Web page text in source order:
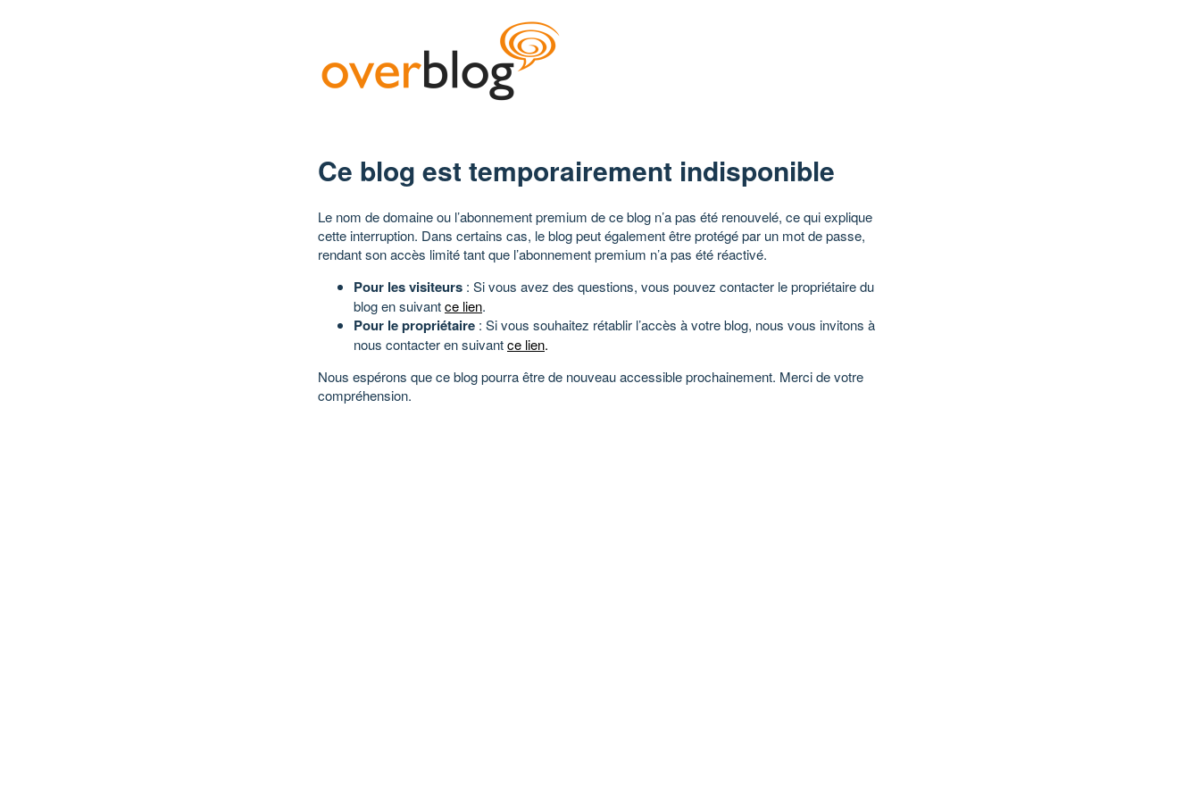
Ce blog est temporairement indisponible
Le nom de domaine ou l’abonnement premium de ce blog n’a pas été renouvelé, ce qui explique
cette interruption. Dans certains cas, le blog peut également être protégé par un mot de passe,
rendant son accès limité tant que l’abonnement premium n’a pas été réactivé.
Pour les visiteurs : Si vous avez des questions, vous pouvez contacter le propriétaire du
blog en suivantce lien.
Pour le propriétaire : Si vous souhaitez rétablir l’accès à votre blog, nous vous invitons à
nous contacter en suivantce lien.
Nous espérons que ce blog pourra être de nouveau accessible prochainement. Merci de votre
compréhension.